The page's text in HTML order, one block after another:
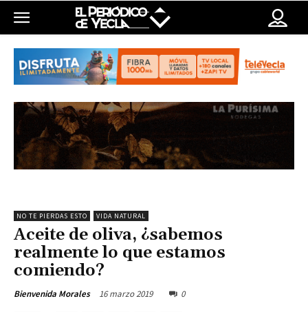
NO TE PIERDAS ESTO VIDA NATURAL
Aceite de oliva, ¿sabemos
realmente lo que estamos
comiendo?
Bienvenida Morales 16 marzo 2019 0